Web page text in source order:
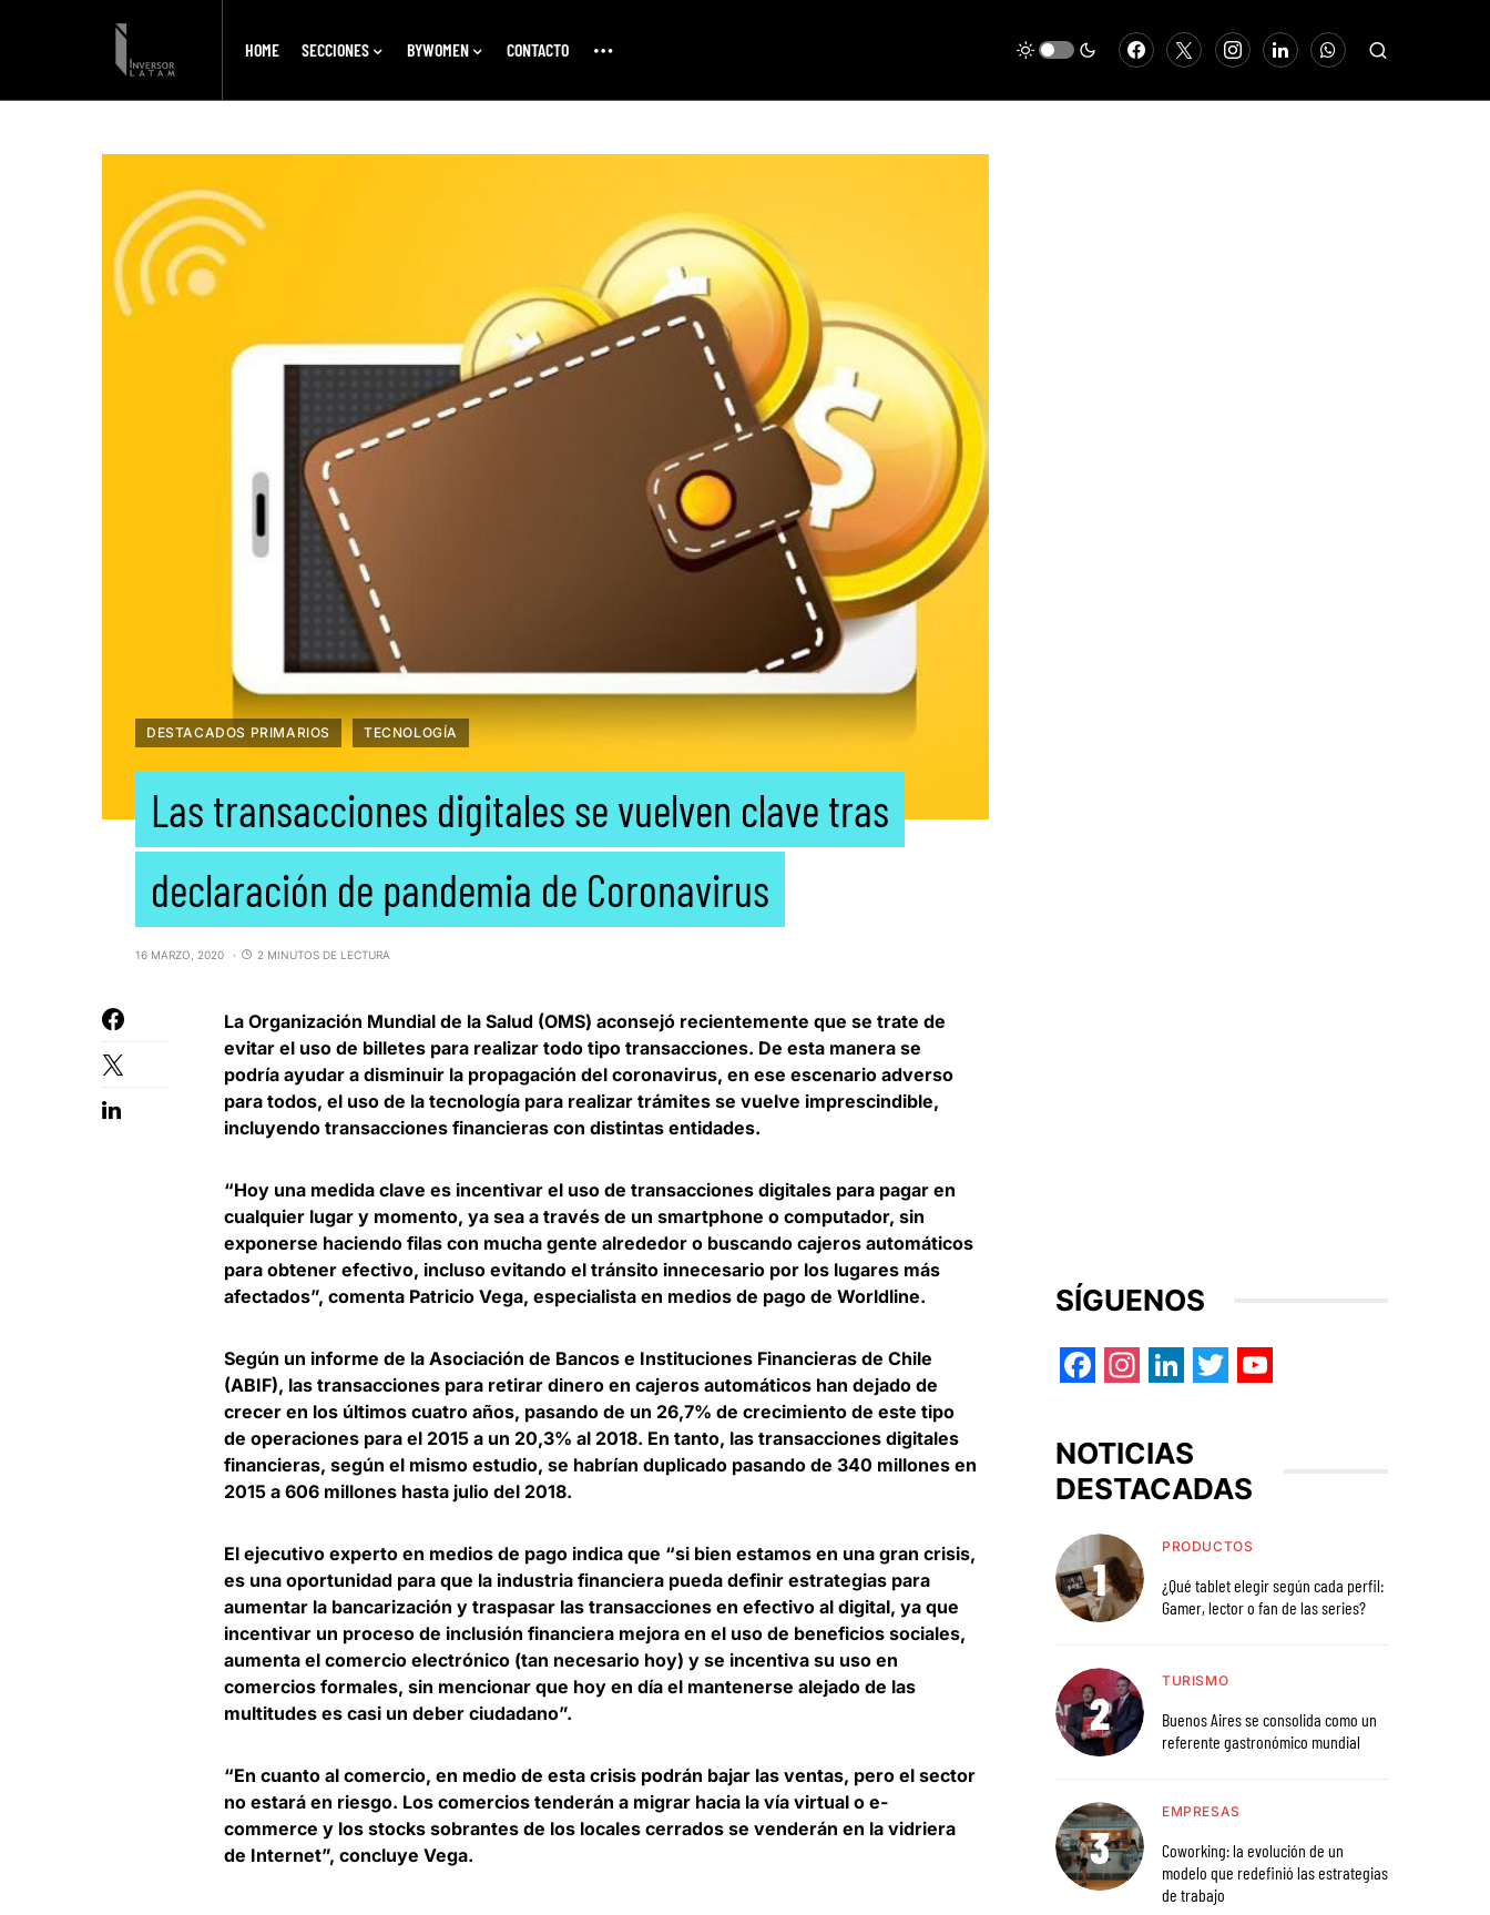
HOME SECCIONES BYWOMEN CONTACTO
DESTACADOS PRIMARIOS TECNOLOGÍA
Las transacciones digitales se vuelven clave tras
declaración de pandemia de Coronavirus
16 MARZO, 2020 2 MINUTOS DE LECTURA
La Organización Mundial de la Salud (OMS) aconsejó recientemente que se trate de
evitar el uso de billetes para realizar todo tipo transacciones. De esta manera se
podría ayudar a disminuir la propagación del coronavirus, en ese escenario adverso
para todos, el uso de la tecnología para realizar trámites se vuelve imprescindible,
incluyendo transacciones financieras con distintas entidades.
“Hoy una medida clave es incentivar el uso de transacciones digitales para pagar en
cualquier lugar y momento, ya sea a través de un smartphone o computador, sin
exponerse haciendo filas con mucha gente alrededor o buscando cajeros automáticos
para obtener efectivo, incluso evitando el tránsito innecesario por los lugares más
afectados”, comenta Patricio Vega, especialista en medios de pago de Worldline.
Según un informe de la Asociación de Bancos e Instituciones Financieras de Chile
(ABIF), las transacciones para retirar dinero en cajeros automáticos han dejado de
crecer en los últimos cuatro años, pasando de un 26,7% de crecimiento de este tipo
de operaciones para el 2015 a un 20,3% al 2018. En tanto, las transacciones digitales
financieras, según el mismo estudio, se habrían duplicado pasando de 340 millones en
2015 a 606 millones hasta julio del 2018.
El ejecutivo experto en medios de pago indica que “si bien estamos en una gran crisis,
es una oportunidad para que la industria financiera pueda definir estrategias para
aumentar la bancarización y traspasar las transacciones en efectivo al digital, ya que
incentivar un proceso de inclusión financiera mejora en el uso de beneficios sociales,
aumenta el comercio electrónico (tan necesario hoy) y se incentiva su uso en
comercios formales, sin mencionar que hoy en día el mantenerse alejado de las
multitudes es casi un deber ciudadano”.
“En cuanto al comercio, en medio de esta crisis podrán bajar las ventas, pero el sector
no estará en riesgo. Los comercios tenderán a migrar hacia la vía virtual o e-
commerce y los stocks sobrantes de los locales cerrados se venderán en la vidriera
de Internet”, concluye Vega.
SÍGUENOS
NOTICIAS
DESTACADAS
PRODUCTOS
¿Qué tablet elegir según cada perfil:
Gamer, lector o fan de las series?
TURISMO
Buenos Aires se consolida como un
referente gastronómico mundial
EMPRESAS
Coworking: la evolución de un
modelo que redefinió las estrategias
de trabajo